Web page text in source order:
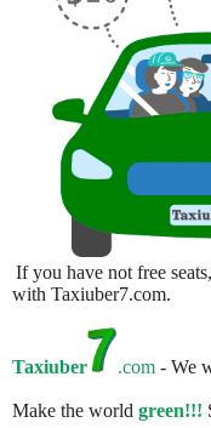
If you have not free
with Taxiuber7.com.
Taxiuber .com - We
Make the world green!!!